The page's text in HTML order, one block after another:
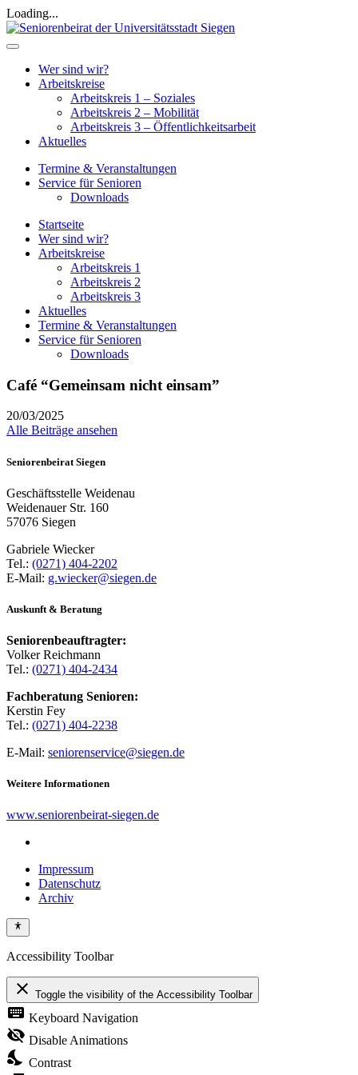
Loading...
Wer sind wir?
Arbeitskreise
Arbeitskreis 1 – Soziales
Arbeitskreis 2 – Mobilität
Arbeitskreis 3 – Öffentlichkeitsarbeit
Aktuelles
Termine & Veranstaltungen
Service für Senioren
Downloads
Startseite
Wer sind wir?
Arbeitskreise
Arbeitskreis 1
Arbeitskreis 2
Arbeitskreis 3
Aktuelles
Termine & Veranstaltungen
Service für Senioren
Downloads
Café “Gemeinsam nicht einsam”
20/03/2025
Alle Beiträge ansehen
Seniorenbeirat Siegen
Geschäftsstelle Weidenau
Weidenauer Str. 160
57076 Siegen
Gabriele Wiecker
Tel.: (0271) 404-2202
E-Mail: g.wiecker@siegen.de
Auskunft & Beratung
Seniorenbeauftragter:
Volker Reichmann
Tel.: (0271) 404-2434
Fachberatung Senioren:
Kerstin Fey
Tel.: (0271) 404-2238
E-Mail: seniorenservice@siegen.de
Weitere Informationen
www.seniorenbeirat-siegen.de
Impressum
Datenschutz
Archiv
Accessibility Toolbar
close Toggle the visibility of the Accessibility Toolbar
keyboard Keyboard Navigation
visibility_off Disable Animations
nights_stay Contrast